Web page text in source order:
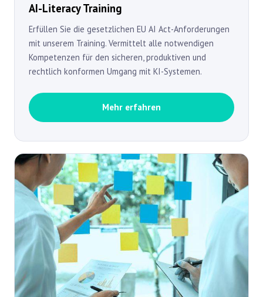
AI-Literacy Training
Erfüllen Sie die gesetzlichen EU AI Act-Anforderungen
mit unserem Training. Vermittelt alle notwendigen
Kompetenzen für den sicheren, produktiven und
rechtlich konformen Umgang mit KI-Systemen.
Mehr erfahren